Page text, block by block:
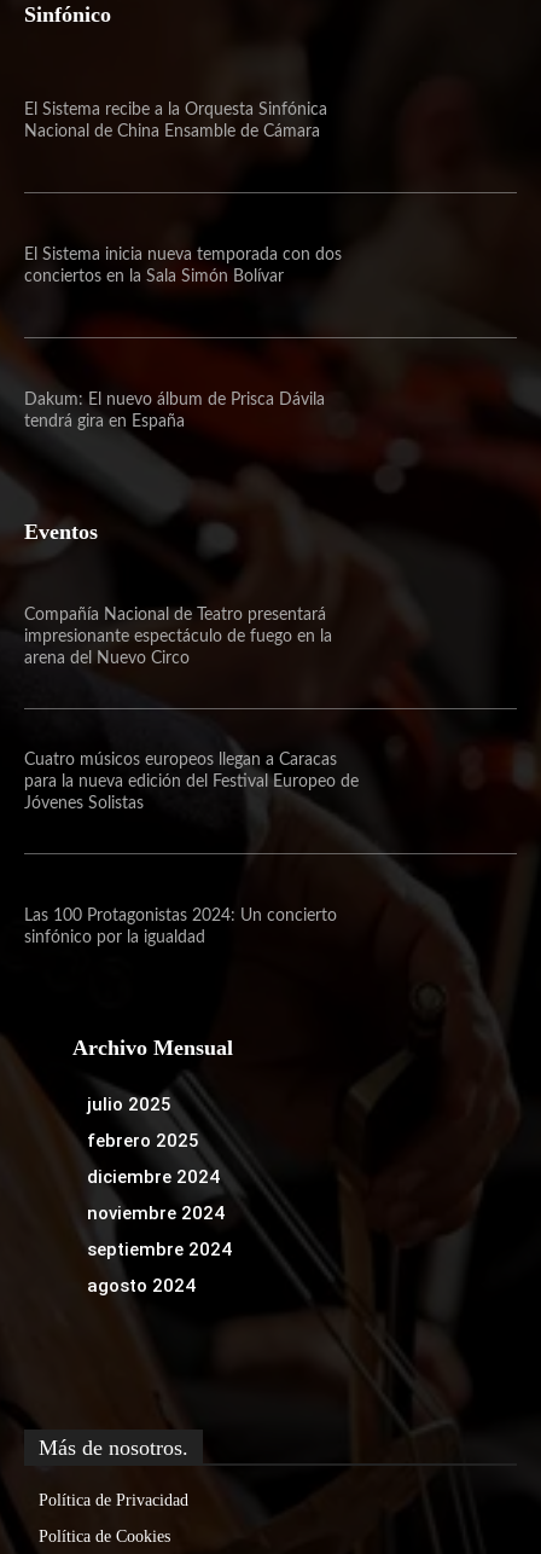
Sinfónico
El Sistema recibe a la Orquesta Sinfónica
Nacional de China Ensamble de Cámara
El Sistema inicia nueva temporada con dos
conciertos en la Sala Simón Bolívar
Dakum: El nuevo álbum de Prisca Dávila
tendrá gira en España
Eventos
Compañía Nacional de Teatro presentará
impresionante espectáculo de fuego en la
arena del Nuevo Circo
Cuatro músicos europeos llegan a Caracas
para la nueva edición del Festival Europeo de
Jóvenes Solistas
Las 100 Protagonistas 2024: Un concierto
sinfónico por la igualdad
Archivo Mensual
julio 2025
febrero 2025
diciembre 2024
noviembre 2024
septiembre 2024
agosto 2024
Más de nosotros.
Política de Privacidad
Política de Cookies